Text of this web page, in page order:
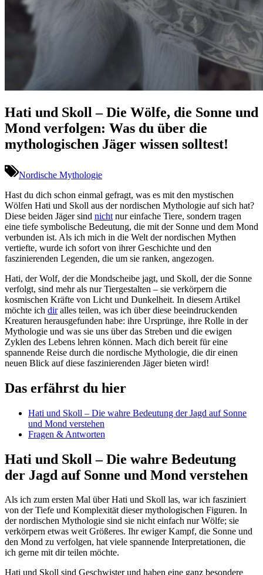
Hati und Skoll – Die Wölfe, die Sonne und
Mond verfolgen: Was du über die
mythologischen Jäger wissen solltest!
Nordische Mythologie
Hast du dich schon einmal gefragt, was es mit den mystischen
Wölfen Hati und ⁣Skoll aus der nordischen Mythologie auf sich hat?​
Diese beiden Jäger sind nicht nur einfache Tiere, sondern tragen
eine tiefe ‍symbolische Bedeutung, die mit der ‍Sonne und dem ‍Mond
verbunden ist. Als ich mich in die Welt der nordischen Mythen
vertiefte, wurde ⁣ich sofort von ihrer Geschichte und den
faszinierenden ‌Legenden, ⁢die um sie ranken, ‍angezogen.
Hati, der Wolf, der die Mondscheibe jagt, und Skoll, der die Sonne
‌verfolgt,⁤ sind mehr als ​nur Tiergestalten – sie‌ verkörpern die
kosmischen Kräfte von Licht und Dunkelheit. In diesem Artikel
möchte ich diralles ⁢teilen, was ich ⁣über ⁣diese beeindruckenden
Kreaturen herausgefunden‍ habe: ihre Ursprünge, ihre Rolle in der
Mythologie und was sie uns über das Streben⁤ und die ewigen
Zyklen des Lebens lehren können. Mach dich bereit​ für eine
spannende Reise durch die nordische Mythologie, die dir einen
neuen⁢ Blick auf diese faszinierenden Jäger bieten wird!
Das‌ erfährst du hier
Hati und Skoll – Die wahre Bedeutung der Jagd auf Sonne
und Mond verstehen
Fragen & Antworten
Hati und Skoll⁣ – Die wahre Bedeutung
der Jagd auf Sonne und Mond verstehen
Als ich zum ersten Mal über Hati​ und Skoll las, war ich fasziniert
von der Tiefe ⁣und ‍Komplexität dieser⁢ mythologischen Figuren. In
⁢der nordischen Mythologie sind sie nicht einfach nur Wölfe; sie
verkörpern etwas weit Größeres. Ihr ewiger Kampf, die Sonne und
den Mond zu verfolgen, hat viele spannende Interpretationen, die
ich gerne mit dir teilen möchte.
Hati und Skoll sind Geschwister und haben‌ eine ganz⁢ besondere